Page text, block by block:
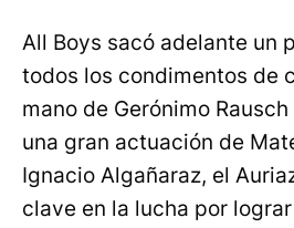
All Boys sacó adelante un
todos los condimentos de
mano de Gerónimo
una gran actuación de
Ignacio Algañaraz, el
clave en la lucha por